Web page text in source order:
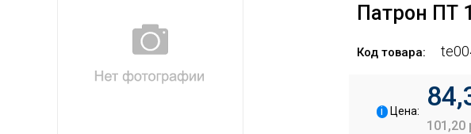
Патрон ПТ
Код товара:
i Цена:
101,20